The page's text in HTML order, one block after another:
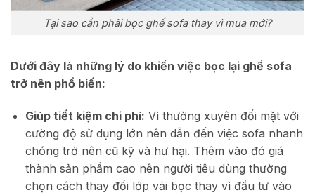
Tại sao cần phải bọc ghế sofa thay vì mua mới?
Dưới đây là những lý do khiến việc bọc lại ghế sofa
trở nên phổ biến:
Giúp tiết kiệm chi phí: Vì thường xuyên đối mặt với
cường độ sử dụng lớn nên dẫn đến việc sofa nhanh
chóng trở nên cũ kỹ và hư hại. Thêm vào đó giá
thành sản phẩm cao nên người tiêu dùng thường
chọn cách thay đổi lớp vải bọc thay vì đầu tư vào